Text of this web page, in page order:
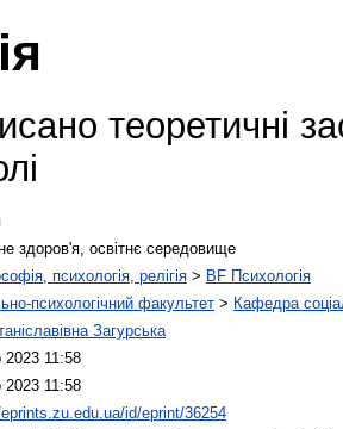
теоретичні
здоров'я, освітнє середовище
психологія, релігія > BF Психологія
психологічний факультет > Кафедра
Загурська
2023 11:58
2023 11:58
id/eprint/36254